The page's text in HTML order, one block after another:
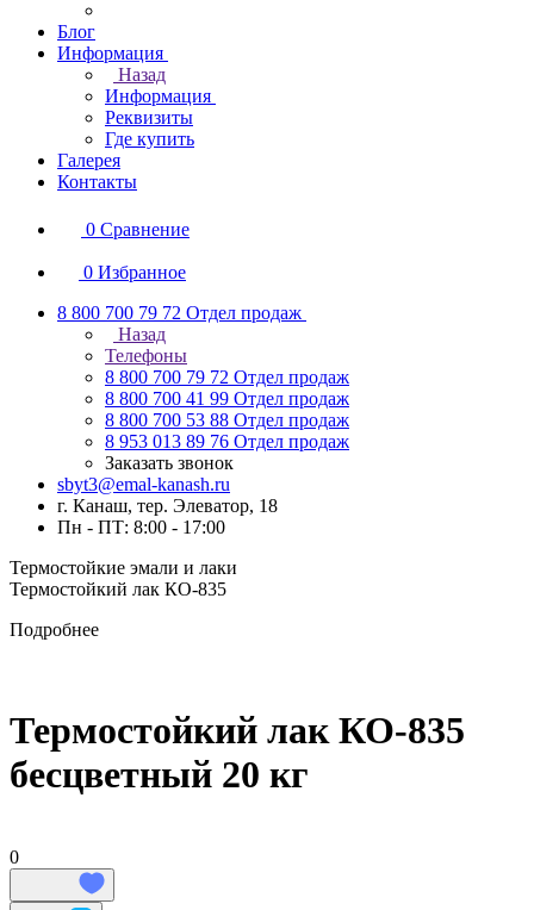
Блог
Информация
Назад
Информация
Реквизиты
Где купить
Галерея
Контакты
0 Сравнение
0 Избранное
8 800 700 79 72 Отдел продаж
Назад
Телефоны
8 800 700 79 72 Отдел продаж
8 800 700 41 99 Отдел продаж
8 800 700 53 88 Отдел продаж
8 953 013 89 76 Отдел продаж
Заказать звонок
sbyt3@emal-kanash.ru
г. Канаш, тер. Элеватор, 18
Пн - ПТ: 8:00 - 17:00
Термостойкие эмали и лаки
Термостойкий лак КО-835
Подробнее
Термостойкий лак КО-835
бесцветный 20 кг
0